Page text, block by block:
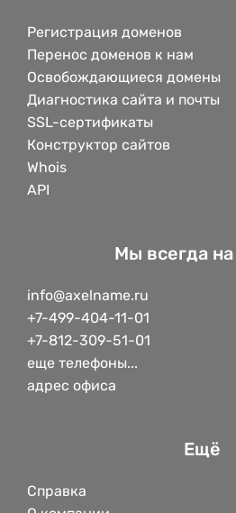
Регистрация доменов
Перенос доменов к нам
Освобождающиеся домены
Диагностика сайта и почты
SSL-сертификаты
Конструктор сайтов
Whois
API
Мы всегда
info@axelname.ru
+7-499-404-11-01
+7-812-309-51-01
еще телефоны...
адрес офиса
Ещё
Справка